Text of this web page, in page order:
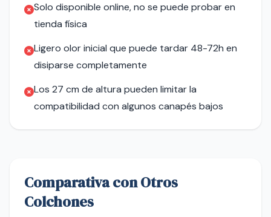
Solo disponible online, no se puede probar en
tienda física
Ligero olor inicial que puede tardar 48-72h en
disiparse completamente
Los 27 cm de altura pueden limitar la
compatibilidad con algunos canapés bajos
Comparativa con Otros
Colchones